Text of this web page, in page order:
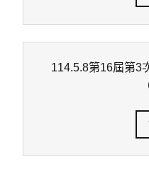
114.5.8第16屆第3